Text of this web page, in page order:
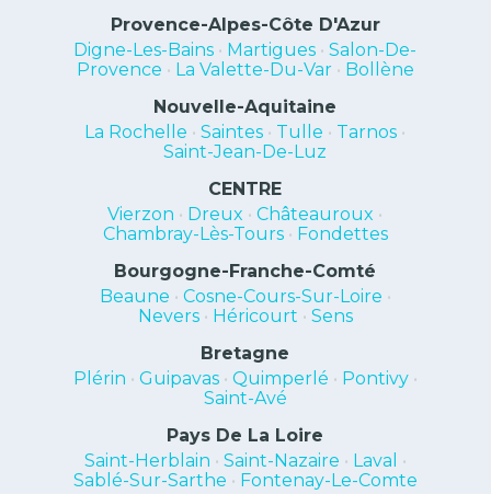
Provence-Alpes-Côte D'Azur
Digne-Les-Bains • Martigues •Salon-De-
Provence • La Valette-Du-Var• Bollène
Nouvelle-Aquitaine
La Rochelle •Saintes • Tulle • Tarnos •
Saint-Jean-De-Luz
CENTRE
Vierzon • Dreux •Châteauroux •
Chambray-Lès-Tours• Fondettes
Bourgogne-Franche-Comté
Beaune • Cosne-Cours-Sur-Loire •
Nevers• Héricourt • Sens
Bretagne
Plérin • Guipavas• Quimperlé • Pontivy•
Saint-Avé
Pays De La Loire
Saint-Herblain • Saint-Nazaire • Laval •
Sablé-Sur-Sarthe • Fontenay-Le-Comte